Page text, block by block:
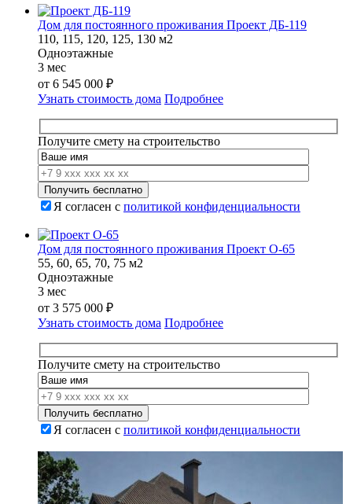
Дом для постоянного проживания Проект ДБ-119
110, 115, 120, 125, 130 м2
Одноэтажные
3 мес
от 6 545 000 ₽
Узнать стоимость дома Подробнее
Получите смету на строительство
Я согласен с политикой конфиденциальности
Дом для постоянного проживания Проект О-65
55, 60, 65, 70, 75 м2
Одноэтажные
3 мес
от 3 575 000 ₽
Узнать стоимость дома Подробнее
Получите смету на строительство
Я согласен с политикой конфиденциальности